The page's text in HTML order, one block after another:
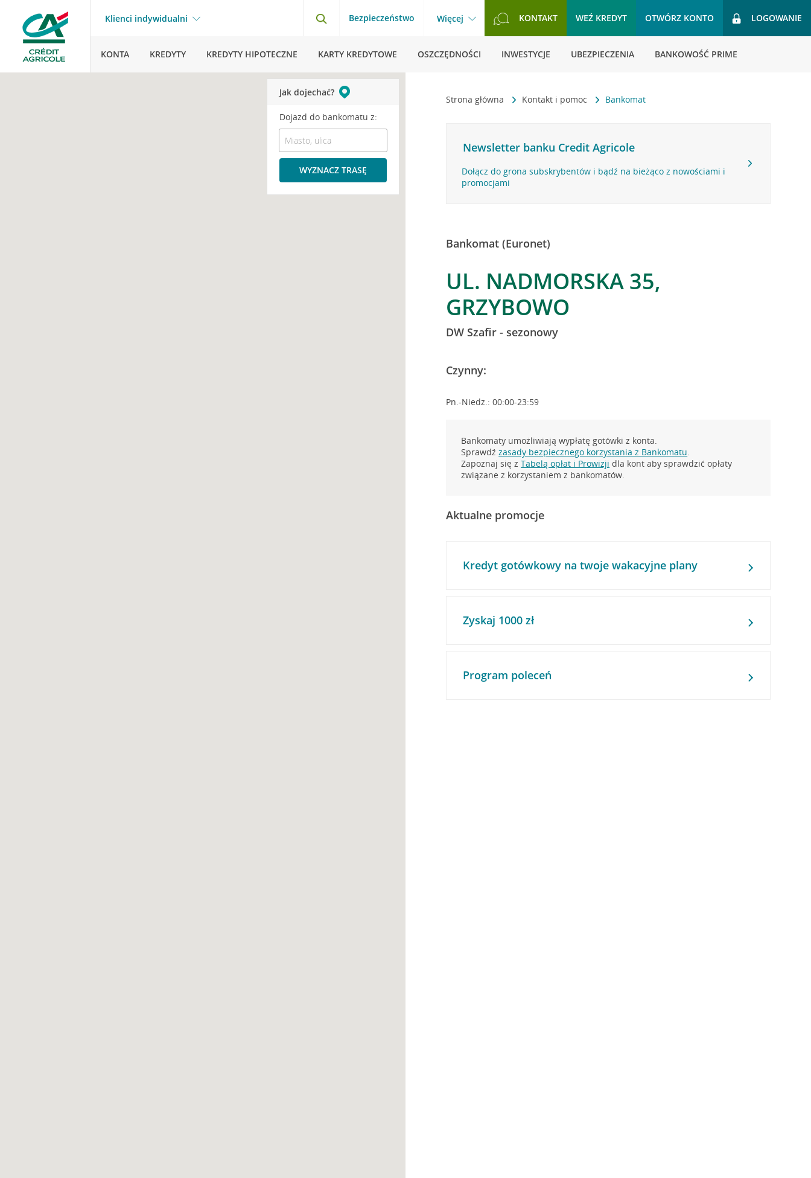
Klienci indywidualni Bezpieczeństwo Więcej KONTAKT WEŹ KREDYT OTWÓRZ KONTO LOGOWANIE
KONTA KREDYTY KREDYTY HIPOTECZNE KARTY KREDYTOWE OSZCZĘDNOŚCI INWESTYCJE UBEZPIECZENIA BANKOWOŚĆ PRIME
Strona główna Kontakt i pomoc Bankomat
Newsletter banku Credit Agricole
Dołącz do grona subskrybentów i bądź na bieżąco z nowościami i
promocjami
Bankomat (Euronet)
UL. NADMORSKA 35,
GRZYBOWO
DW Szafir - sezonowy
Czynny:
Pn.-Niedz.: 00:00-23:59
Bankomaty umożliwiają wypłatę gotówki z konta.
Sprawdźzasady bezpiecznego korzystania z Bankomatu.
Zapoznaj się zTabelą opłat i Prowizji dla kont aby sprawdzić opłaty
związane z korzystaniem z bankomatów.
Aktualne promocje
Kredyt gotówkowy na twoje wakacyjne plany
Zyskaj 1000 zł
Program poleceń
Jak dojechać?
Dojazd do bankomatu z:
WYZNACZ TRASĘ